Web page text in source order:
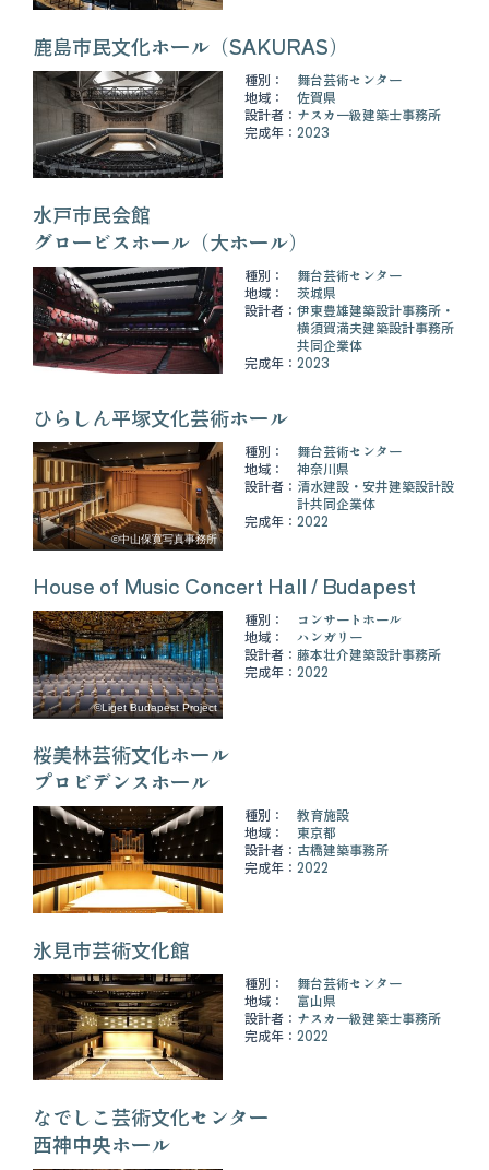
鹿島市民文化ホール（SAKURAS）
種別：
舞台芸術センター
地域：
佐賀県
設計者： ナスカ一級建築士事務所
完成年： 2023
水戸市民会館
グロービスホール（大ホール）
種別：
舞台芸術センター
地域：
茨城県
設計者： 伊東豊雄建築設計事務所・
横須賀満夫建築設計事務所
共同企業体
完成年： 2023
©中山保寛写真事務所
ひらしん平塚文化芸術ホール
種別：
舞台芸術センター
地域：
神奈川県
設計者： 清水建設・安井建築設計設
計共同企業体
完成年： 2022
©Liget Budapest Project
House of Music Concert Hall / Budapest
種別：
コンサートホール
地域：
ハンガリー
設計者： 藤本壮介建築設計事務所
完成年： 2022
桜美林芸術文化ホール
プロビデンスホール
種別：
教育施設
地域：
東京都
設計者： 古橋建築事務所
完成年： 2022
氷見市芸術文化館
種別：
舞台芸術センター
地域：
富山県
設計者： ナスカ一級建築士事務所
完成年： 2022
なでしこ芸術文化センター
西神中央ホール